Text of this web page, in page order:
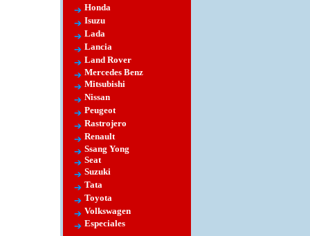
Honda
Isuzu
Lada
Lancia
Land Rover
Mercedes Benz
Mitsubishi
Nissan
Peugeot
Rastrojero
Renault
Ssang Yong
Seat
Suzuki
Tata
Toyota
Volkswagen
Especiales